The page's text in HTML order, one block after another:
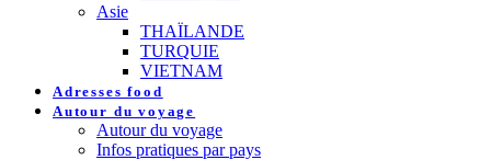
Asie
THAÏLANDE
TURQUIE
VIETNAM
Adresses food
Autour du voyage
Autour du voyage
Infos pratiques par pays